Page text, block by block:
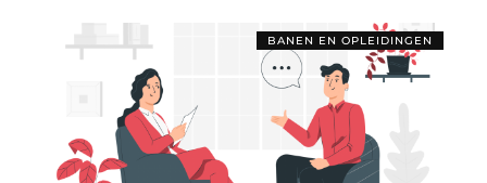
BANEN EN OPLEIDINGEN